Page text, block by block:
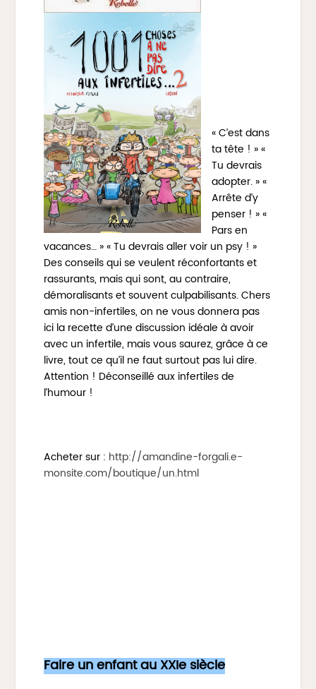
« C’est dans
ta tête ! » «
Tu devrais
adopter. » «
Arrête d’y
penser ! » «
Pars en
vacances… » « Tu devrais aller voir un psy ! »
Des conseils qui se veulent réconfortants et
rassurants, mais qui sont, au contraire,
démoralisants et souvent culpabilisants. Chers
amis non-infertiles, on ne vous donnera pas
ici la recette d’une discussion idéale à avoir
avec un infertile, mais vous saurez, grâce à ce
livre, tout ce qu’il ne faut surtout pas lui dire.
Attention ! Déconseillé aux infertiles de
l’humour !
Acheter sur : http://amandine-forgali.e-
monsite.com/boutique/un.html
Faire un enfant au XXIe siècle